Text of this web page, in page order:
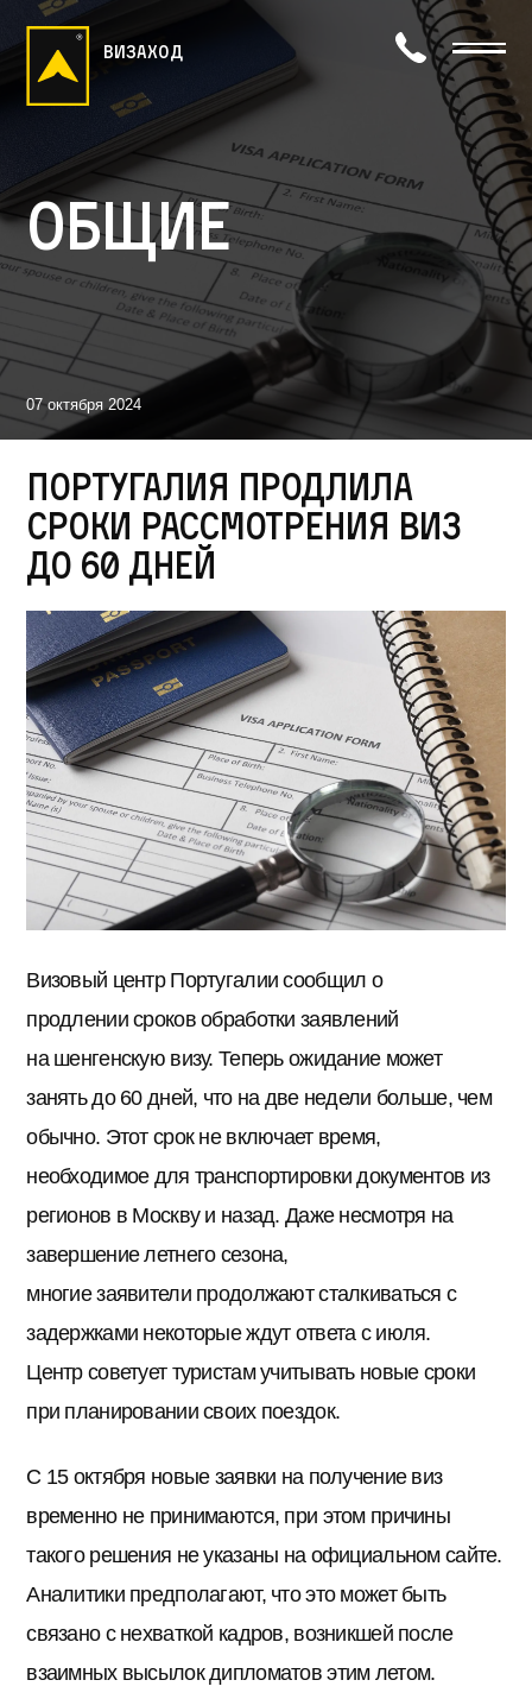
визаход
Общие
07 октября 2024
Португалия продлила
сроки рассмотрения виз
до 60 дней
Визовый центр Португалии сообщил о
продлении сроков обработки заявлений
на шенгенскую визу. Теперь ожидание может
занять до 60 дней, что на две недели больше, чем
обычно. Этот срок не включает время,
необходимое для транспортировки документов из
регионов в Москву и назад. Даже несмотря на
завершение летнего сезона,
многие заявители продолжают сталкиваться с
задержками некоторые ждут ответа с июля.
Центр советует туристам учитывать новые сроки
при планировании своих поездок.
С 15 октября новые заявки на получение виз
временно не принимаются, при этом причины
такого решения не указаны на официальном сайте.
Аналитики предполагают, что это может быть
связано с нехваткой кадров, возникшей после
взаимных высылок дипломатов этим летом.